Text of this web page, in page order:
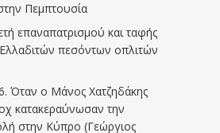
Πεμπτουσία
επαναπατρισμού και ταφής
πεσόντων οπλιτών
Όταν ο Μάνος Χατζηδάκης
κατακεραύνωσαν την
στην Κύπρο (Γεώργιος